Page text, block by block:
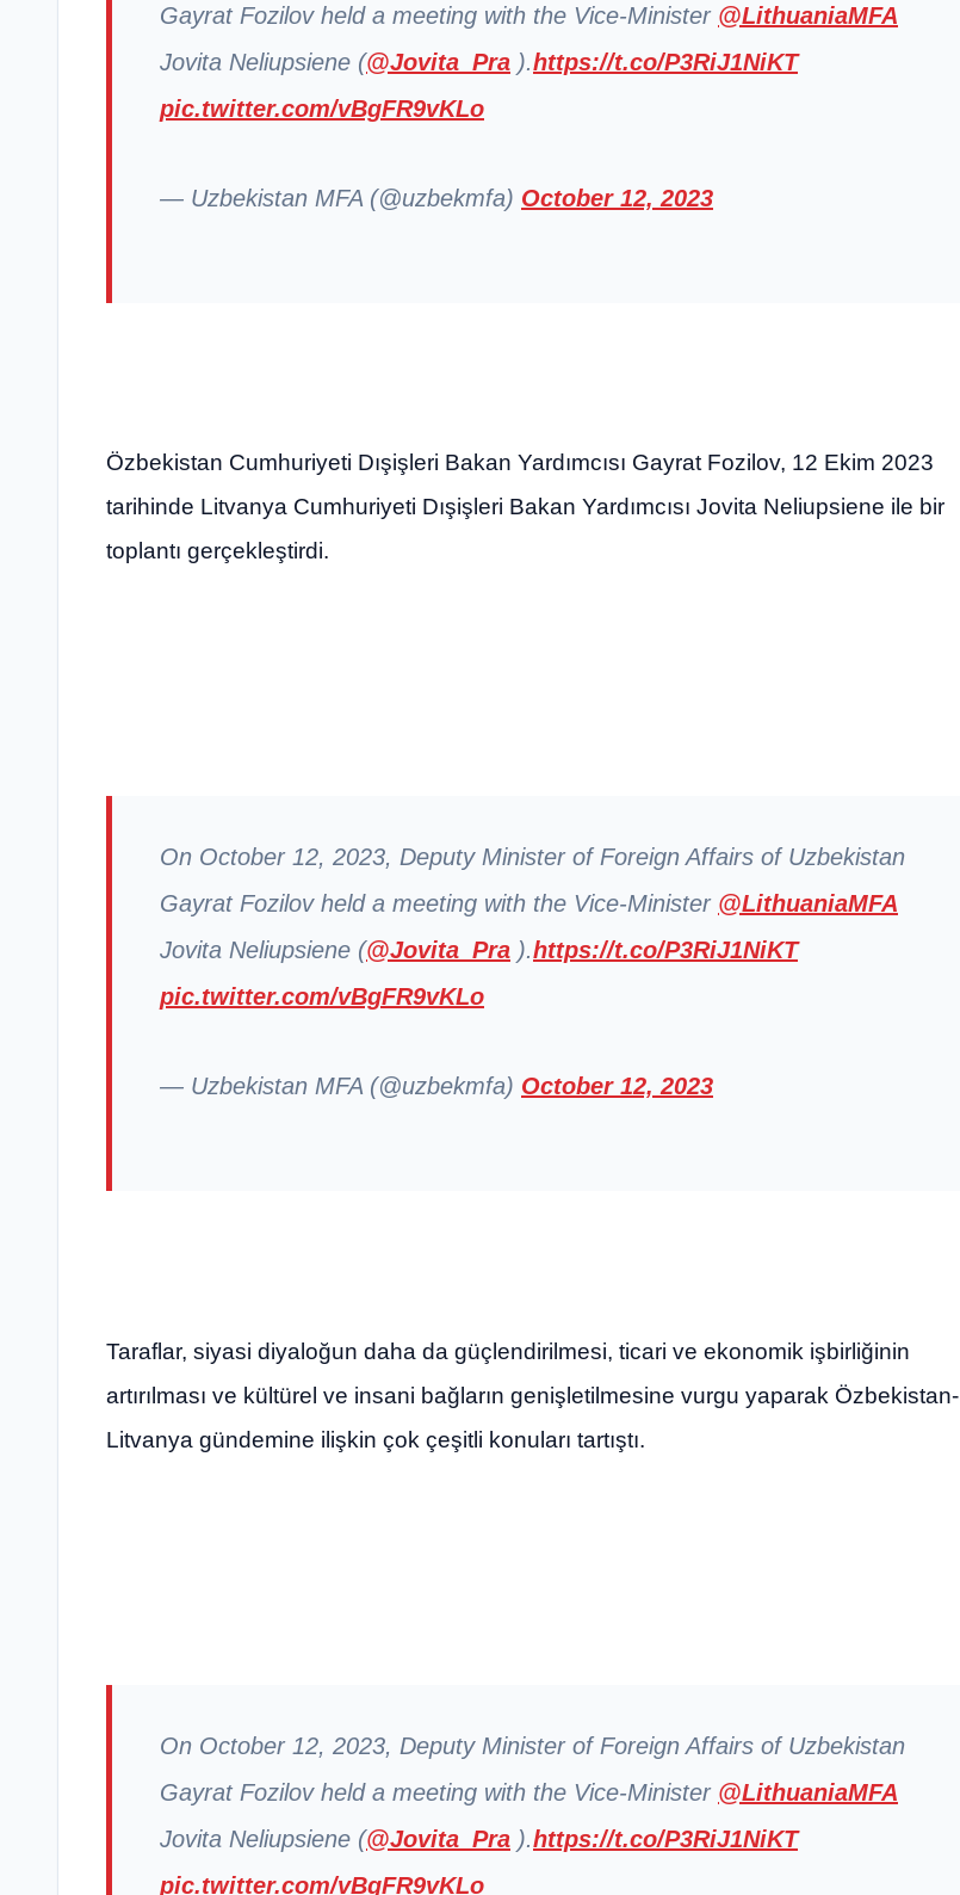
Gayrat Fozilov held a meeting with the Vice-Minister @LithuaniaMFA
Jovita Neliupsiene (@Jovita_Pra ).https://t.co/P3RiJ1NiKT
pic.twitter.com/vBgFR9vKLo
— Uzbekistan MFA (@uzbekmfa) October 12, 2023
Özbekistan Cumhuriyeti Dışişleri Bakan Yardımcısı Gayrat Fozilov, 12 Ekim 2023
tarihinde Litvanya Cumhuriyeti Dışişleri Bakan Yardımcısı Jovita Neliupsiene ile bir
toplantı gerçekleştirdi.
On October 12, 2023, Deputy Minister of Foreign Affairs of Uzbekistan
Gayrat Fozilov held a meeting with the Vice-Minister @LithuaniaMFA
Jovita Neliupsiene (@Jovita_Pra ).https://t.co/P3RiJ1NiKT
pic.twitter.com/vBgFR9vKLo
— Uzbekistan MFA (@uzbekmfa) October 12, 2023
Taraflar, siyasi diyaloğun daha da güçlendirilmesi, ticari ve ekonomik işbirliğinin
artırılması ve kültürel ve insani bağların genişletilmesine vurgu yaparak Özbekistan-
Litvanya gündemine ilişkin çok çeşitli konuları tartıştı.
On October 12, 2023, Deputy Minister of Foreign Affairs of Uzbekistan
Gayrat Fozilov held a meeting with the Vice-Minister @LithuaniaMFA
Jovita Neliupsiene (@Jovita_Pra ).https://t.co/P3RiJ1NiKT
pic.twitter.com/vBgFR9vKLo